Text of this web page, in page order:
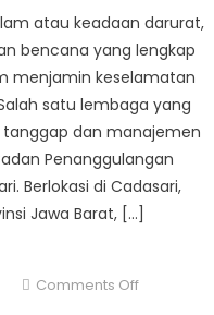
dan
Bencana
atau keadaan darurat,
bencana yang lengkap
menjamin keselamatan
satu lembaga yang
dan manajemen
Penanggulangan
Berlokasi di Cadasari,
Jawa Barat, […]
Comments Offon